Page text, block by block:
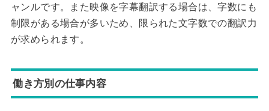
ャンルです。また映像を字幕翻訳する場合は、字数にも
制限がある場合が多いため、限られた文字数での翻訳力
が求められます。
働き方別の仕事内容